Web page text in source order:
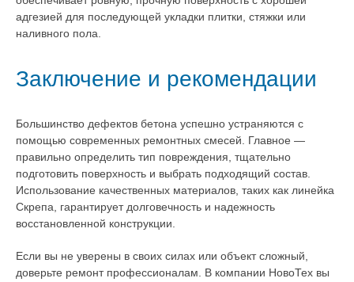
адгезией для последующей укладки плитки, стяжки или
наливного пола.
Заключение и рекомендации
Большинство дефектов бетона успешно устраняются с
помощью современных ремонтных смесей. Главное —
правильно определить тип повреждения, тщательно
подготовить поверхность и выбрать подходящий состав.
Использование качественных материалов, таких как линейка
Скрепа, гарантирует долговечность и надежность
восстановленной конструкции.
Если вы не уверены в своих силах или объект сложный,
доверьте ремонт профессионалам. В компании НовоТех вы